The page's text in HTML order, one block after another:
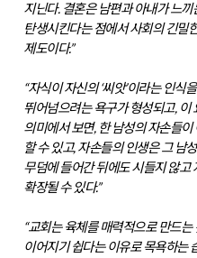
지닌다. 결혼은 남편과 아내가 느
탄생시킨다는 점에서 사회의 긴밀
제도이다.”
“자식이 자신의 ‘씨앗’이라는 인식
뛰어넘으려는 욕구가 형성되고, 이
의미에서 보면, 한 남성의 자손들
할 수 있고, 자손들의 인생은 그 남
무덤에 들어간 뒤에도 시들지 않고
확장될 수 있다.”
“교회는 육체를 매력적으로 만드
이어지기 쉽다는 이유로 목욕하는